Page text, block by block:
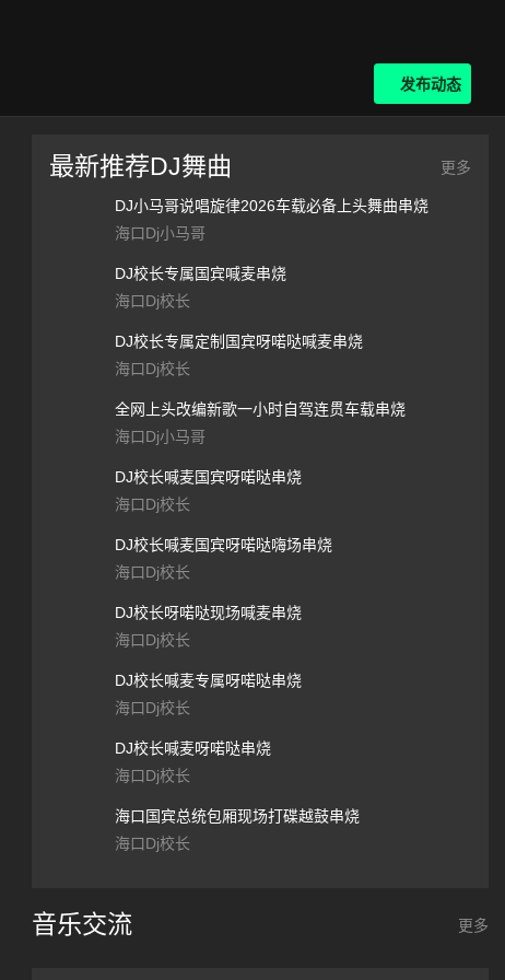
发布动态
最新推荐DJ舞曲 更多
DJ小马哥说唱旋律2026车载必备上头舞曲串烧
海口Dj小马哥
DJ校长专属国宾喊麦串烧
海口Dj校长
DJ校长专属定制国宾呀喏哒喊麦串烧
海口Dj校长
全网上头改编新歌一小时自驾连贯车载串烧
海口Dj小马哥
DJ校长喊麦国宾呀喏哒串烧
海口Dj校长
DJ校长喊麦国宾呀喏哒嗨场串烧
海口Dj校长
DJ校长呀喏哒现场喊麦串烧
海口Dj校长
DJ校长喊麦专属呀喏哒串烧
海口Dj校长
DJ校长喊麦呀喏哒串烧
海口Dj校长
海口国宾总统包厢现场打碟越鼓串烧
海口Dj校长
音乐交流 更多